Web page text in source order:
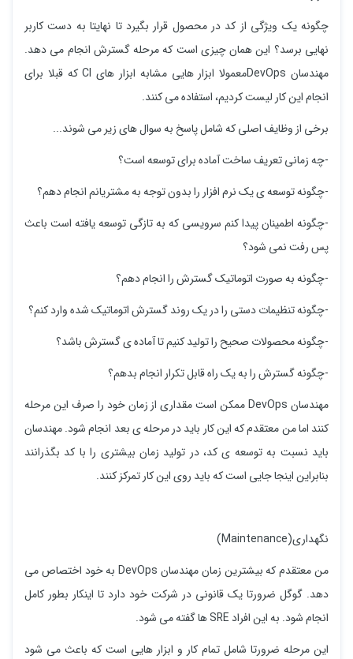
چگونه یک ویژگی از کد در محصول قرار بگیرد تا نهایتا به دست کاربر
نهایی برسد؟ این همان چیزی است که مرحله گسترش انجام می دهد.
مهندسان DevOpsمعمولا ابزار هایی مشابه ابزار های CI که قبلا برای
انجام این کار لیست کردیم، استفاده می کنند.
برخی از وظایف اصلی که شامل پاسخ به سوال های زیر می شوند...
-چه زمانی تعریف ساخت آماده برای توسعه است؟
-چگونه توسعه ی یک نرم افزار را بدون توجه به مشتریانم انجام دهم؟
-چگونه اطمینان پیدا کنم سرویسی که به تازگی توسعه یافته است باعث
پس رفت نمی شود؟
-چگونه به صورت اتوماتیک گسترش را انجام دهم؟
-چگونه تنظیمات دستی را در یک روند گسترش اتوماتیک شده وارد کنم؟
-چگونه محصولات صحیح را تولید کنیم تا آماده ی گسترش باشد؟
-چگونه گسترش را به یک راه قابل تکرار انجام بدهم؟
مهندسان DevOps ممکن است مقداری از زمان خود را صرف این مرحله
کنند اما من معتقدم که این کار باید در مرحله ی بعد انجام شود. مهندسان
باید نسبت به توسعه ی کد، در تولید زمان بیشتری را با کد بگذرانند
بنابراین اینجا جایی است که باید روی این کار تمرکز کنند.
نگهداری(Maintenance)
من معتقدم که بیشترین زمان مهندسان DevOps به خود اختصاص می
دهد. گوگل ضرورتا یک قانونی در شرکت خود دارد تا اینکار بطور کامل
انجام شود. به این افراد SRE ها گفته می شود.
این مرحله ضرورتا شامل تمام کار و ابزار هایی است که باعث می شود